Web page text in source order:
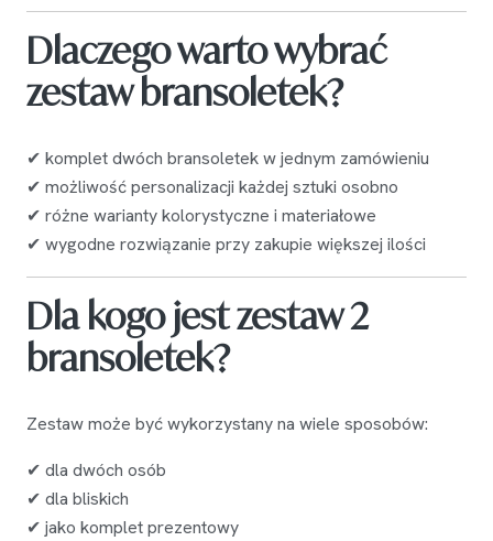
Dlaczego warto wybrać
zestaw bransoletek?
✔ komplet dwóch bransoletek w jednym zamówieniu
✔ możliwość personalizacji każdej sztuki osobno
✔ różne warianty kolorystyczne i materiałowe
✔ wygodne rozwiązanie przy zakupie większej ilości
Dla kogo jest zestaw 2
bransoletek?
Zestaw może być wykorzystany na wiele sposobów:
✔ dla dwóch osób
✔ dla bliskich
✔ jako komplet prezentowy